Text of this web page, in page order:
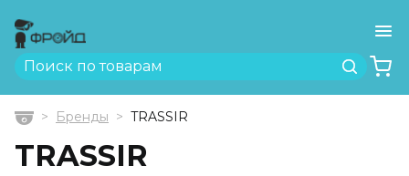
Найти
ГлавнаяБренды TRASSIR
TRASSIR